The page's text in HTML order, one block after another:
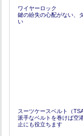
ワイヤーロック
鍵の紛失の心配がない、
い
スーツケースベルト（TSA
派手なベルトを巻けば空
止にも役立ちます